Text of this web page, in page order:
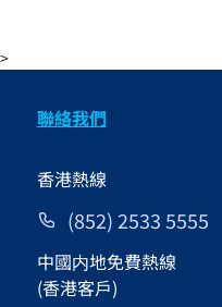
>
聯絡我們
香港熱線
(852) 2533 5555
中國内地免費熱線
(香港客戶)